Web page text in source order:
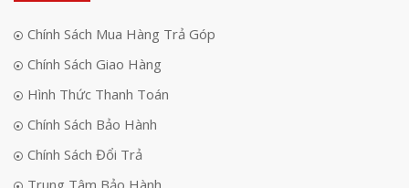
Chính Sách Mua Hàng Trả Góp
Chính Sách Giao Hàng
Hình Thức Thanh Toán
Chính Sách Bảo Hành
Chính Sách Đổi Trả
Trung Tâm Bảo Hành